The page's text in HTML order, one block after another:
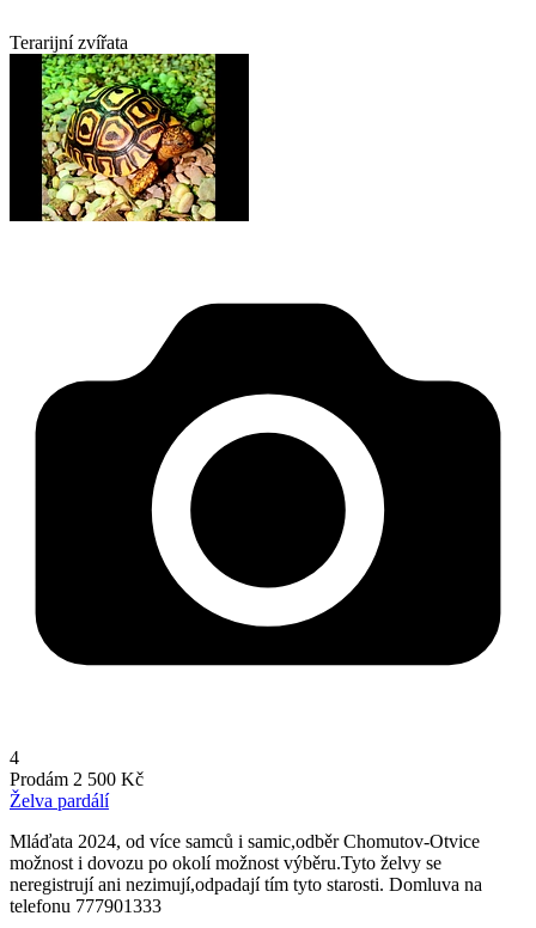
Terarijní zvířata
4
Prodám 2 500 Kč
Želva pardálí
Mláďata 2024, od více samců i samic,odběr Chomutov-Otvice
možnost i dovozu po okolí možnost výběru.Tyto želvy se
neregistrují ani nezimují,odpadají tím tyto starosti. Domluva na
telefonu 777901333